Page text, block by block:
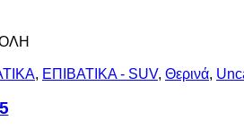
, ΕΠΙΒΑΤΙΚΑ - SUV, Θερινά,